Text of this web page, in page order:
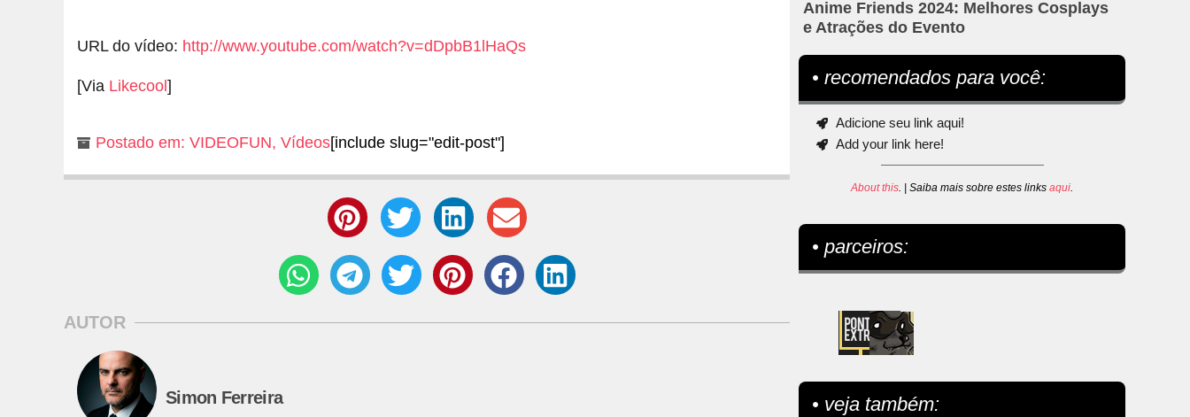
URL do vídeo: http://www.youtube.com/watch?v=dDpbB1lHaQs
[Via Likecool]
Postado em: VIDEOFUN, Vídeos[include slug="edit-post"]
AUTOR
Simon Ferreira
Anime Friends 2024: Melhores Cosplays
e Atrações do Evento
• recomendados para você:
Adicione seu link aqui!
Add your link here!
About this. | Saiba mais sobre estes linksaqui.
• parceiros:
• veja também: